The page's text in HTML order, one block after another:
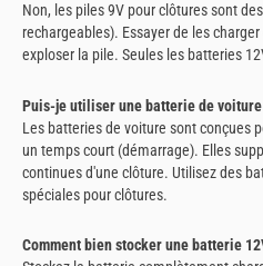
Non, les piles 9V pour clôtures sont
rechargeables). Essayer de les
exploser la pile. Seules les batteries
Puis-je utiliser une batterie de
Les batteries de voiture sont conçues
un temps court (démarrage). Elles
continues d'une clôture. Utilisez des
spéciales pour clôtures.
Comment bien stocker une batterie